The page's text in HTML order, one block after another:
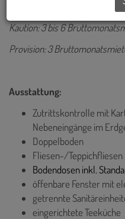
Rücksprache für kürzere
Kaution: 3 bis 6
Provision: 3
Ausstattung:
Zutrittskontrolle mit
Nebeneingänge im
Doppelboden
Fliesen-/Teppichfliesen
Bodendosen inkl.
öffenbare Fenster mit
getrennte
eingerichtete Teeküche